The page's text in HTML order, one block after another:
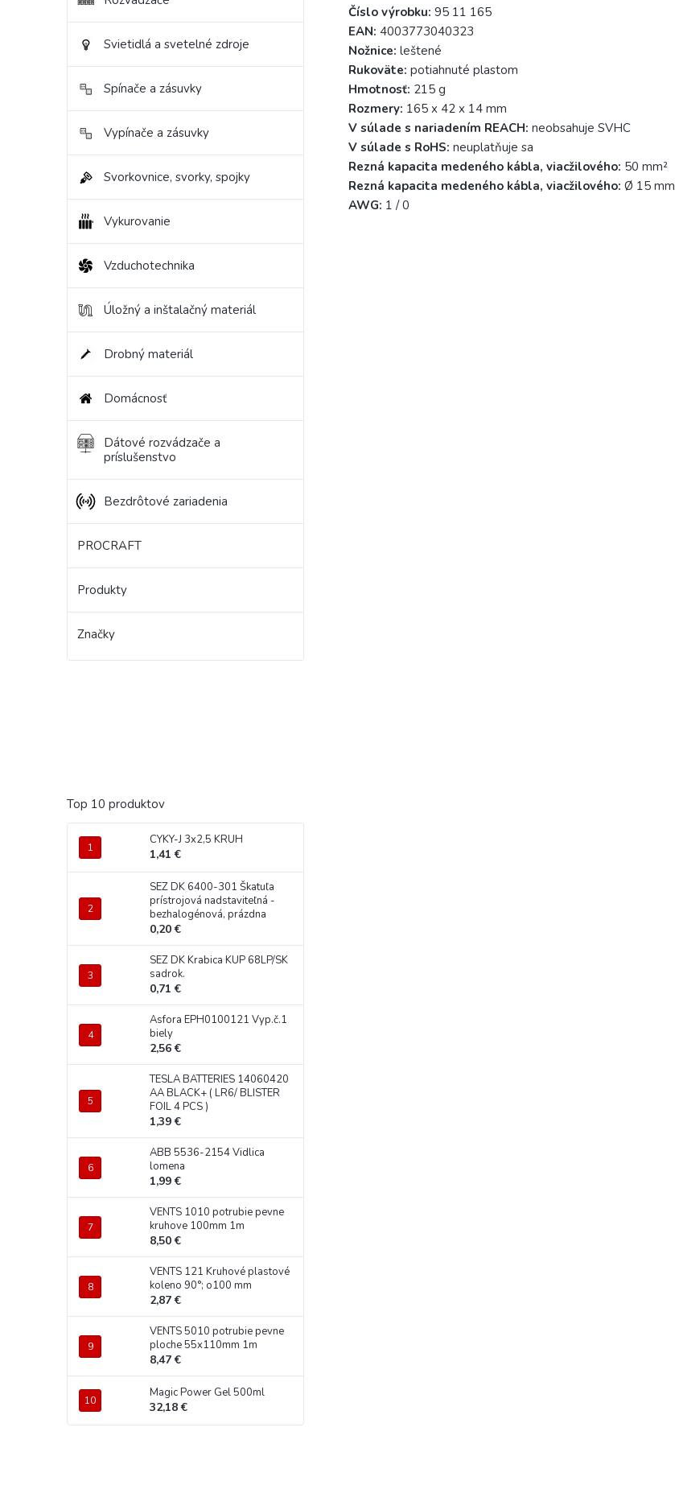
Svietidlá a svetelné zdroje
Spínače a zásuvky
Vypínače a zásuvky
Svorkovnice, svorky, spojky
Vykurovanie
Vzduchotechnika
Úložný a inštalačný materiál
Drobný materiál
Domácnosť
Dátové rozvádzače a
príslušenstvo
Bezdrôtové zariadenia
PROCRAFT
Produkty
Značky
Top 10 produktov
CYKY-J 3x2,5 KRUH
1,41 €
SEZ DK 6400-301 Škatuľa
prístrojová nadstaviteľná -
bezhalogénová, prázdna
0,20 €
SEZ DK Krabica KUP 68LP/SK
sadrok.
0,71 €
Asfora EPH0100121 Vyp.č.1
biely
2,56 €
TESLA BATTERIES 14060420
AA BLACK+ ( LR6/ BLISTER
FOIL 4 PCS )
1,39 €
ABB 5536-2154 Vidlica
lomena
1,99 €
VENTS 1010 potrubie pevne
kruhove 100mm 1m
8,50 €
VENTS 121 Kruhové plastové
koleno 90°; o100 mm
2,87 €
VENTS 5010 potrubie pevne
ploche 55x110mm 1m
8,47 €
Magic Power Gel 500ml
32,18 €
Číslo výrobku: 95 11 165
EAN: 4003773040323
Nožnice: leštené
Rukoväte: potiahnuté plastom
Hmotnosť: 215 g
Rozmery: 165 x 42 x 14 mm
V súlade s nariadením REACH: neobsahuje SVHC
V súlade s RoHS: neuplatňuje sa
Rezná kapacita medeného kábla, viacžilového: 50 mm²
Rezná kapacita medeného kábla, viacžilového: Ø 15 mm
AWG: 1 / 0